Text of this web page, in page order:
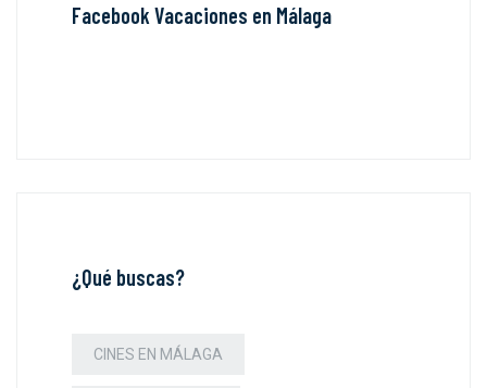
Facebook Vacaciones en Málaga
¿Qué buscas?
CINES EN MÁLAGA